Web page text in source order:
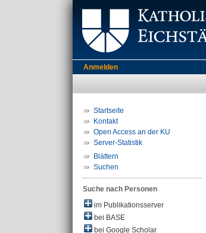
Anmelden
Startseite
Kontakt
Open Access an der KU
Server-Statistik
Blättern
Suchen
Suche nach Personen
im Publikationsserver
bei BASE
bei Google Scholar